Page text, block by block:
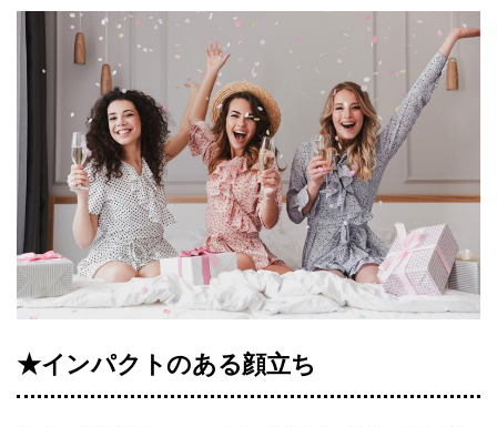
★インパクトのある顔立ち